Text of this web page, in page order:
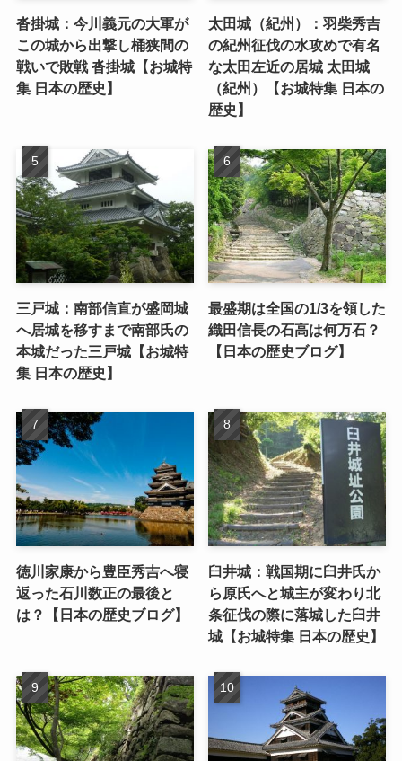
沓掛城：今川義元の大軍が
この城から出撃し桶狭間の
戦いで敗戦 沓掛城【お城特
集 日本の歴史】
太田城（紀州）：羽柴秀吉
の紀州征伐の水攻めで有名
な太田左近の居城 太田城
（紀州）【お城特集 日本の
歴史】
三戸城：南部信直が盛岡城
へ居城を移すまで南部氏の
本城だった三戸城【お城特
集 日本の歴史】
最盛期は全国の1/3を領した
織田信長の石高は何万石？
【日本の歴史ブログ】
徳川家康から豊臣秀吉へ寝
返った石川数正の最後と
は？【日本の歴史ブログ】
臼井城：戦国期に臼井氏か
ら原氏へと城主が変わり北
条征伐の際に落城した臼井
城【お城特集 日本の歴史】